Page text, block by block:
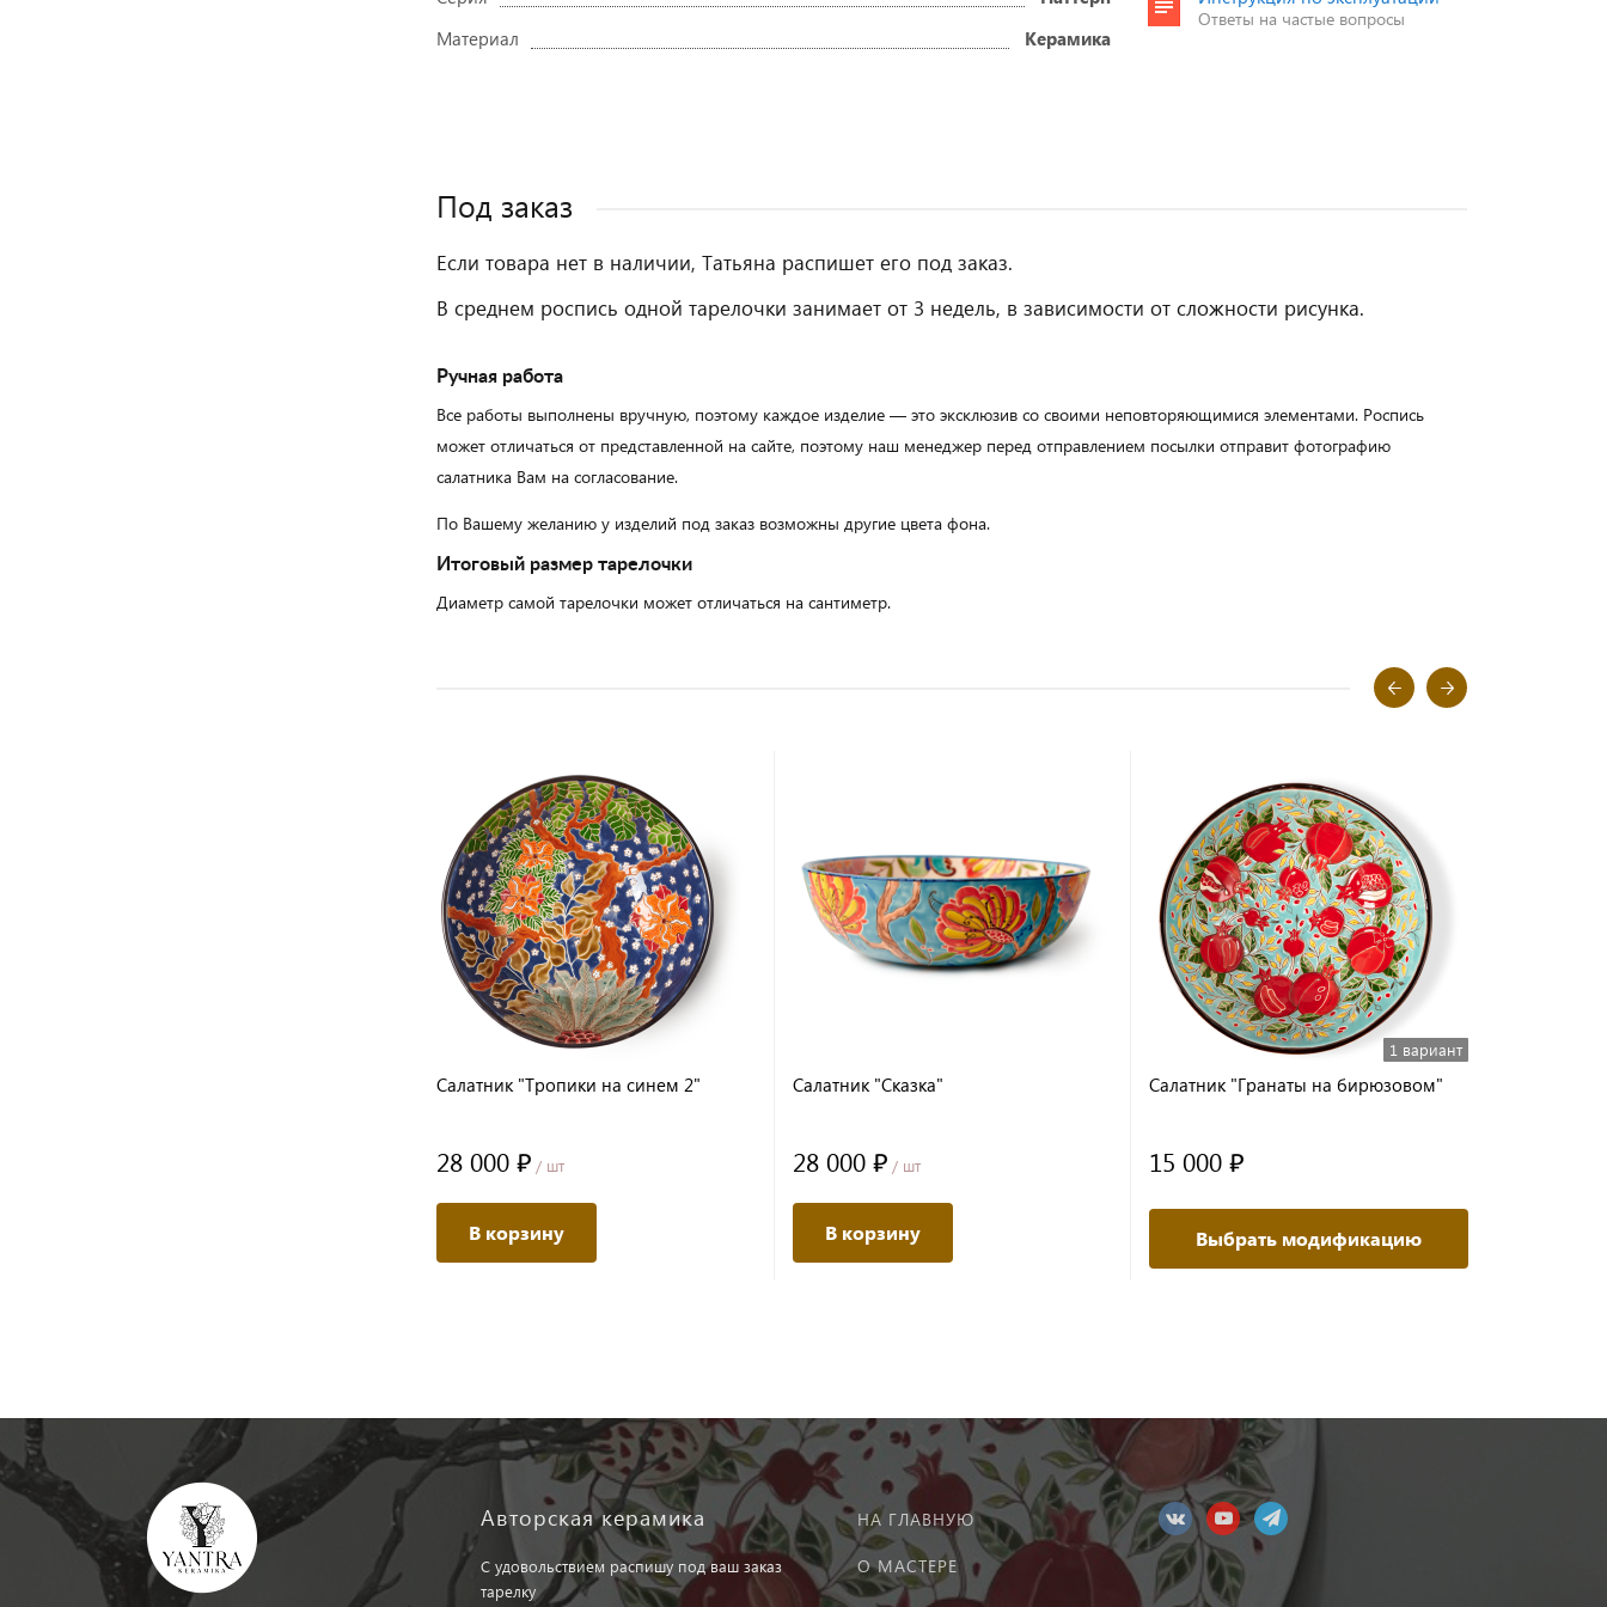
Материал
Керамика
Ответы на частые вопросы
Под заказ
Если товара нет в наличии, Татьяна распишет его под заказ.
В среднем роспись одной тарелочки занимает от 3 недель, в зависимости от сложности рисунка.
Ручная работа
Все работы выполнены вручную, поэтому каждое изделие — это эксклюзив со своими неповторяющимися элементами. Роспись
может отличаться от представленной на сайте, поэтому наш менеджер перед отправлением посылки отправит фотографию
салатника Вам на согласование.
По Вашему желанию у изделий под заказ возможны другие цвета фона.
Итоговый размер тарелочки
Диаметр самой тарелочки может отличаться на сантиметр.
Салатник "Тропики на синем 2"
28 000 ₽ / шт
В корзину
Салатник "Сказка"
28 000 ₽ / шт
В корзину
1 вариант
Салатник "Гранаты на бирюзовом"
15 000 ₽
Выбрать модификацию
Авторская керамика
С удовольствием распишу под ваш заказ
тарелку
НА ГЛАВНУЮ
О МАСТЕРЕ